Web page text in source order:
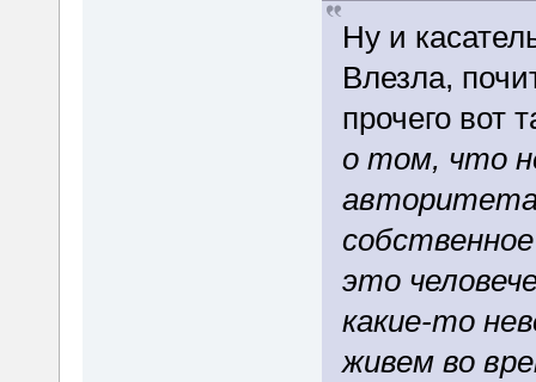
Ну и
Влезла,
прочего вот
о том, что
это
какие-то
живем во